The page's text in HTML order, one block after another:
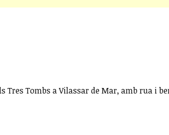
Tombs a Vilassar de Mar, amb rua i